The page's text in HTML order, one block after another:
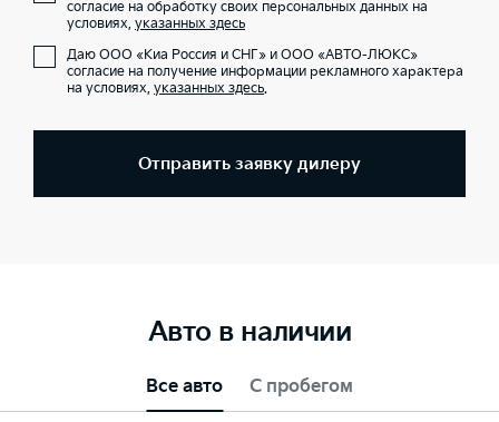
согласие на обработку своих персональных данных на
условиях, указанных здесь
Даю ООО «Киа Россия и СНГ» и ООО «АВТО-ЛЮКС»
согласие на получение информации рекламного характера
на условиях, указанных здесь.
Отправить заявку дилеру
Авто в наличии
Все авто С пробегом